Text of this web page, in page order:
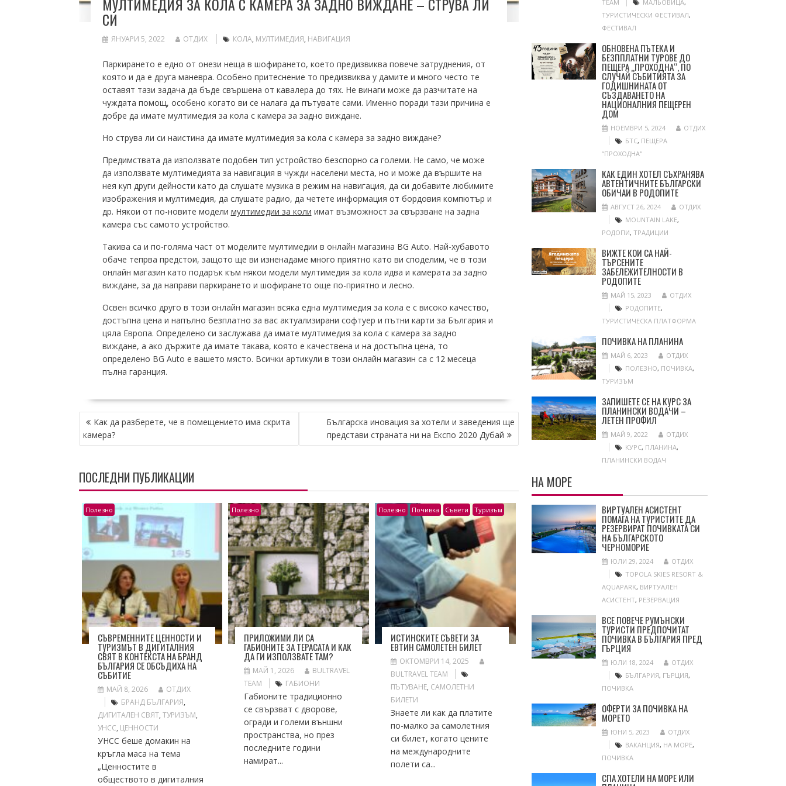
СИ
ЯНУАРИ 5, 2022 ОТДИХ КОЛА, МУЛТИМЕДИЯ, НАВИГАЦИЯ
Паркирането е едно от онези неща в шофирането, което предизвиква повече затруднения, от
която и да е друга маневра. Особено притеснение то предизвиква у дамите и много често те
оставят тази задача да бъде свършена от кавалера до тях. Не винаги може да разчитате на
чуждата помощ, особено когато ви се налага да пътувате сами. Именно поради тази причина е
добре да имате мултимедия за кола с камера за задно виждане.
Но струва ли си наистина да имате мултимедия за кола с камера за задно виждане?
Предимствата да използвате подобен тип устройство безспорно са големи. Не само, че може
да използвате мултимедията за навигация в чужди населени места, но и може да вършите на
нея куп други дейности като да слушате музика в режим на навигация, да си добавите любимите
изображения и мултимедия, да слушате радио, да четете информация от бордовия компютър и
др. Някои от по-новите модели мултимедии за коли имат възможност за свързване на задна
камера със самото устройство.
Такива са и по-голяма част от моделите мултимедии в онлайн магазина BG Auto. Най-хубавото
обаче тепрва предстои, защото ще ви изненадаме много приятно като ви споделим, че в този
онлайн магазин като подарък към някои модели мултимедия за кола идва и камерата за задно
виждане, за да направи паркирането и шофирането още по-приятно и лесно.
Освен всичко друго в този онлайн магазин всяка една мултимедия за кола е с високо качество,
достъпна цена и напълно безплатно за вас актуализирани софтуер и пътни карти за България и
цяла Европа. Определено си заслужава да имате мултимедия за кола с камера за задно
виждане, а ако държите да имате такава, която е качествена и на достъпна цена, то
определено BG Auto е вашето място. Всички артикули в този онлайн магазин са с 12 месеца
пълна гаранция.
НАВИГАЦИЯ
Как да разберете, че в помещението има скрита
камера?
Българска иновация за хотели и заведения ще
представи страната ни на Експо 2020 Дубай
ПОСЛЕДНИ ПУБЛИКАЦИИ
Полезно
СЪВРЕМЕННИТЕ ЦЕННОСТИ И
ТУРИЗМЪТ В ДИГИТАЛНИЯ
СВЯТ В КОНТЕКСТА НА БРАНД
БЪЛГАРИЯ СЕ ОБСЪДИХА НА
СЪБИТИЕ
МАЙ 8, 2026
ОТДИХ
БРАНД БЪЛГАРИЯ,
ДИГИТАЛЕН СВЯТ, ТУРИЗЪМ,
УНСС, ЦЕННОСТИ
УНСС беше домакин на
кръгла маса на тема
„Ценностите в
обществото в дигиталния
Полезно
ПРИЛОЖИМИ ЛИ СА
ГАБИОНИТЕ ЗА ТЕРАСАТА И КАК
ДА ГИ ИЗПОЛЗВАТЕ ТАМ?
МАЙ 1, 2026
BULTRAVEL
TEAM
ГАБИОНИ
Габионите традиционно
се свързват с дворове,
огради и големи външни
пространства, но през
последните години
намират...
Полезно Почивка Съвети Туризъм
ИСТИНСКИТЕ СЪВЕТИ ЗА
ЕВТИН САМОЛЕТЕН БИЛЕТ
ОКТОМВРИ 14, 2025
BULTRAVEL TEAM
ПЪТУВАНЕ, САМОЛЕТНИ
БИЛЕТИ
Знаете ли как да платите
по-малко за самолетния
си билет, когато цените
на международните
полети са...
TEAM
МАЛЬОВИЦА,
ТУРИСТИЧЕСКИ ФЕСТИВАЛ,
ФЕСТИВАЛ
ОБНОВЕНА ПЪТЕКА И
БЕЗППЛАТНИ ТУРОВЕ ДО
ПЕЩЕРА „ПРОХОДНА“, ПО
СЛУЧАЙ СЪБИТИЯТА ЗА
ГОДИШНИНАТА ОТ
СЪЗДАВАНЕТО НА
НАЦИОНАЛНИЯ ПЕЩЕРЕН
ДОМ
НОЕМВРИ 5, 2024
ОТДИХ
БТС, ПЕЩЕРА
“ПРОХОДНА"
КАК ЕДИН ХОТЕЛ СЪХРАНЯВА
АВТЕНТИЧНИТЕ БЪЛГАРСКИ
ОБИЧАИ В РОДОПИТЕ
АВГУСТ 26, 2024
ОТДИХ
MOUNTAIN LAKE,
РОДОПИ, ТРАДИЦИИ
ВИЖТЕ КОИ СА НАЙ-
ТЪРСЕНИТЕ
ЗАБЕЛЕЖИТЕЛНОСТИ В
РОДОПИТЕ
МАЙ 15, 2023
ОТДИХ
РОДОПИТЕ,
ТУРИСТИЧЕСКА ПЛАТФОРМА
ПОЧИВКА НА ПЛАНИНА
МАЙ 6, 2023
ОТДИХ
ПОЛЕЗНО, ПОЧИВКА,
ТУРИЗЪМ
ЗАПИШЕТЕ СЕ НА КУРС ЗА
ПЛАНИНСКИ ВОДАЧИ –
ЛЕТЕН ПРОФИЛ
МАЙ 9, 2022
ОТДИХ
КУРС, ПЛАНИНА,
ПЛАНИНСКИ ВОДАЧ
НА МОРЕ
ВИРТУАЛЕН АСИСТЕНТ
ПОМАГА НА ТУРИСТИТЕ ДА
РЕЗЕРВИРАТ ПОЧИВКАТА СИ
НА БЪЛГАРСКОТО
ЧЕРНОМОРИЕ
ЮЛИ 29, 2024
ОТДИХ
TOPOLA SKIES RESORT &
AQUAPARK, ВИРТУАЛЕН
АСИСТЕНТ, РЕЗЕРВАЦИЯ
ВСЕ ПОВЕЧЕ РУМЪНСКИ
ТУРИСТИ ПРЕДПОЧИТАТ
ПОЧИВКА В БЪЛГАРИЯ ПРЕД
ГЪРЦИЯ
ЮЛИ 18, 2024
ОТДИХ
БЪЛГАРИЯ, ГЪРЦИЯ,
ПОЧИВКА
ОФЕРТИ ЗА ПОЧИВКА НА
МОРЕТО
ЮНИ 5, 2023
ОТДИХ
ВАКАНЦИЯ, НА МОРЕ,
ПОЧИВКА
СПА ХОТЕЛИ НА МОРЕ ИЛИ